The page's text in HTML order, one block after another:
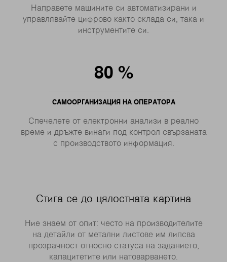
Направете машините си автоматизирани и
управлявайте цифрово както склада си, така и
инструментите си.
80 %
САМООРГАНИЗАЦИЯ НА ОПЕРАТОРА
Спечелете от електронни анализи в реално
време и дръжте винаги под контрол свързаната
с производството информация.
Стига се до цялостната картина
Ние знаем от опит: често на производителите
на детайли от метални листове им липсва
прозрачност относно статуса на заданието,
капацитетите или натоварването.